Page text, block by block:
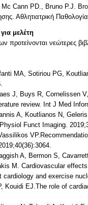
Mc Cann PD., Bruno P.J.
Αθλητιατρική
μελέτη
προτείνονται νεώτερες
MA, Sotiriou PG,
J, Buys R, Cornelissen
review. Int J Med
A, Koutlianos N,
Funct Imaging.
A, Bermon S,
M. Cardiovascular
and exercise
Kouidi EJ.The role of